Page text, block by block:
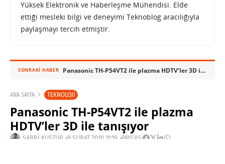
Yüksek Elektronik ve Haberleşme Mühendisi. Elde
ettiği mesleki bilgi ve deneyimi Teknoblog aracılığıyla
paylaşmayı tercih etmiştir.
SONRAKI HABER Panasonic TH-P54VT2 ile plazma HDTV’ler 3D ile tanışıyor
ANA SAYFA TEKNOLOJI
Panasonic TH-P54VT2 ile plazma
HDTV’ler 3D ile tanışıyor
SABRI KÜSTÜR 9 ŞUBAT 2010 11:19 PAYLAŞ: